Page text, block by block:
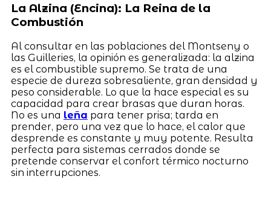
La Alzina (Encina): La Reina de la
Combustión
Al consultar en las poblaciones del Montseny o
las Guilleries, la opinión es generalizada: la alzina
es el combustible supremo. Se trata de una
especie de dureza sobresaliente, gran densidad y
peso considerable. Lo que la hace especial es su
capacidad para crear brasas que duran horas.
No es una leña para tener prisa; tarda en
prender, pero una vez que lo hace, el calor que
desprende es constante y muy potente. Resulta
perfecta para sistemas cerrados donde se
pretende conservar el confort térmico nocturno
sin interrupciones.